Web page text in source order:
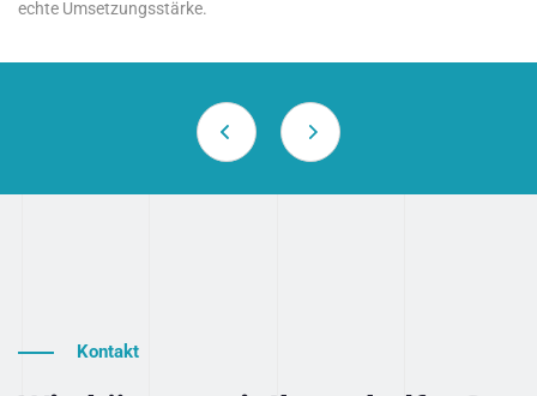
echte Umsetzungsstärke.
Kontakt